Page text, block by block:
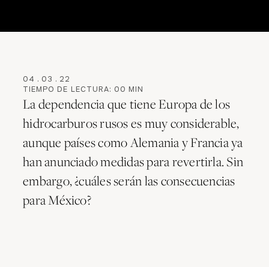
04 . 03 . 22
TIEMPO DE LECTURA: 00 MIN
La dependencia que tiene Europa de los
hidrocarburos rusos es muy considerable,
aunque países como Alemania y Francia ya
han anunciado medidas para revertirla. Sin
embargo, ¿cuáles serán las consecuencias
para México?